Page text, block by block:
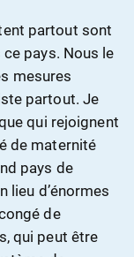
partout sont
pays. Nous le
mesures
partout. Je
qui rejoignent
de maternité
pays de
lieu d’énormes
de
qui peut être